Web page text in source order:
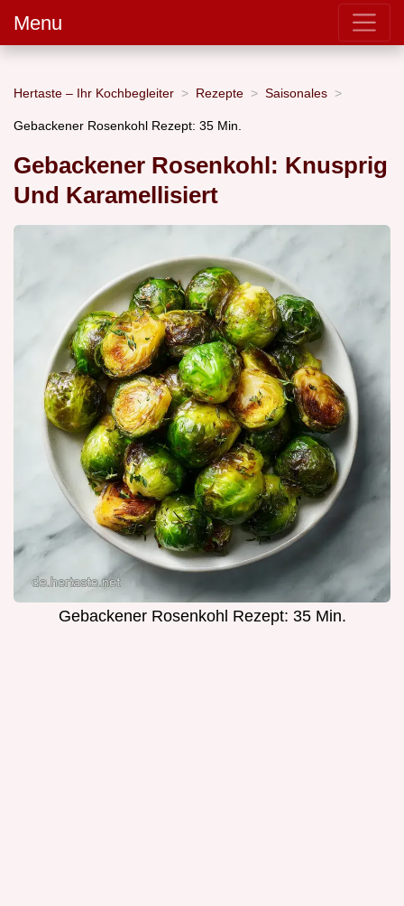
Menu
Hertaste – Ihr Kochbegleiter Rezepte Saisonales
Gebackener Rosenkohl Rezept: 35 Min.
Gebackener Rosenkohl: Knusprig
Und Karamellisiert
Gebackener Rosenkohl Rezept: 35 Min.